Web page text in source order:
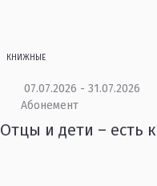
КНИЖНЫЕ
07.07.2026 - 31.07.2026
Абонемент
Отцы и дети – есть